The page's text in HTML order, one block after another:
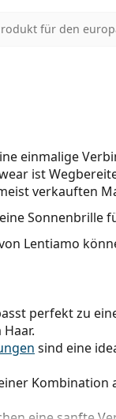
für den
einmalige
ist
verkauften
Sonnenbrille
Lentiamo
perfekt zu
sind eine